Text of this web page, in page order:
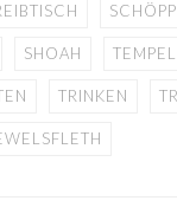
SHOAH
TRINKEN